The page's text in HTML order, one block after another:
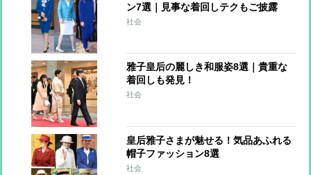
ン7選｜見事な着回しテクもご披露
社会
雅子皇后の麗しき和服姿8選｜貴重な
着回しも発見！
社会
皇后雅子さまが魅せる！気品あふれる
帽子ファッション8選
社会